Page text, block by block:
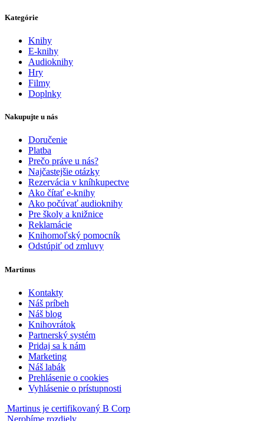
Kategórie
Knihy
E-knihy
Audioknihy
Hry
Filmy
Doplnky
Nakupujte u nás
Doručenie
Platba
Prečo práve u nás?
Najčastejšie otázky
Rezervácia v kníhkupectve
Ako čítať e-knihy
Ako počúvať audioknihy
Pre školy a knižnice
Reklamácie
Knihomoľský pomocník
Odstúpiť od zmluvy
Martinus
Kontakty
Náš príbeh
Náš blog
Knihovrátok
Partnerský systém
Pridaj sa k nám
Marketing
Náš labák
Prehlásenie o cookies
Vyhlásenie o prístupnosti
Martinus je certifikovaný B Corp
Nerobíme rozdiely